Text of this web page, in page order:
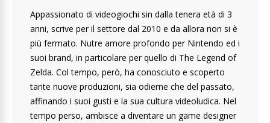
Appassionato di videogiochi sin dalla tenera età di 3
anni, scrive per il settore dal 2010 e da allora non si è
più fermato. Nutre amore profondo per Nintendo ed i
suoi brand, in particolare per quello di The Legend of
Zelda. Col tempo, però, ha conosciuto e scoperto
tante nuove produzioni, sia odierne che del passato,
affinando i suoi gusti e la sua cultura videoludica. Nel
tempo perso, ambisce a diventare un game designer